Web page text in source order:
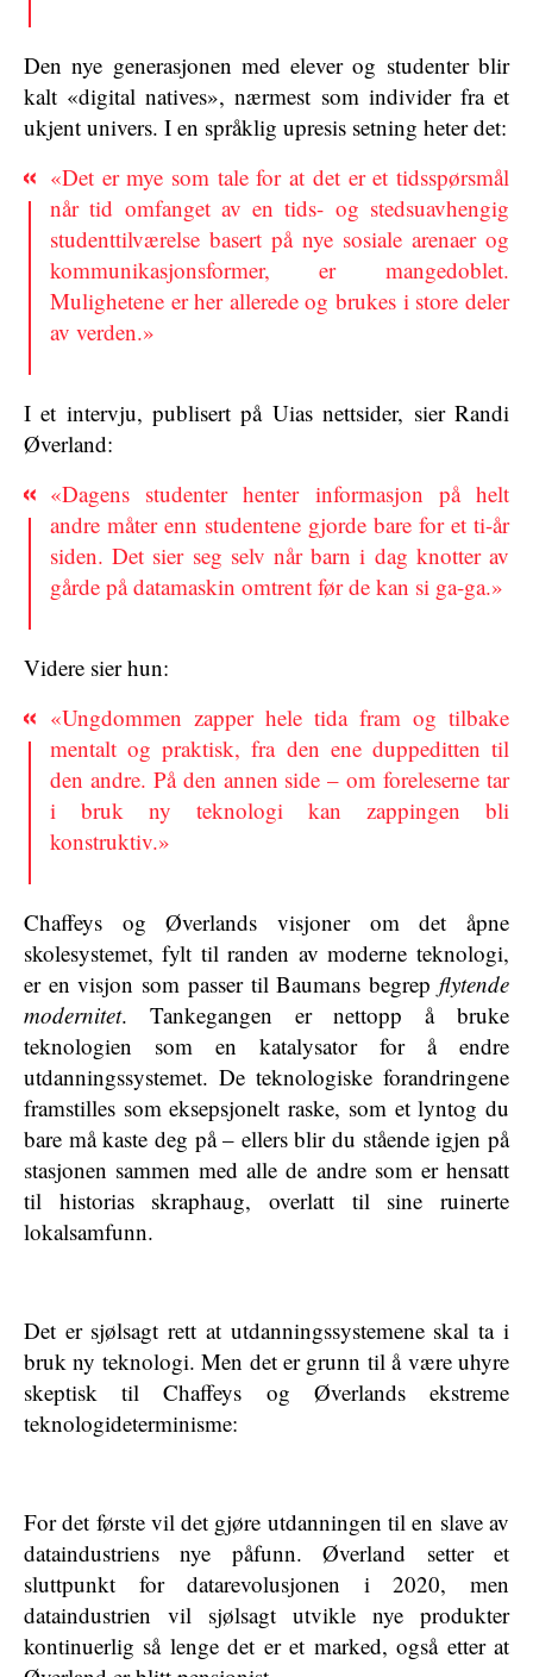
Den nye generasjonen med elever og studenter blir
kalt «digital natives», nærmest som individer fra et
ukjent univers. I en språklig upresis setning heter det:
«Det er mye som tale for at det er et tidsspørsmål
når tid omfanget av en tids- og stedsuavhengig
studenttilværelse basert på nye sosiale arenaer og
kommunikasjonsformer, er mangedoblet.
Mulighetene er her allerede og brukes i store deler
av verden.»
I et intervju, publisert på Uias nettsider, sier Randi
Øverland:
«Dagens studenter henter informasjon på helt
andre måter enn studentene gjorde bare for et ti-år
siden. Det sier seg selv når barn i dag knotter av
gårde på datamaskin omtrent før de kan si ga-ga.»
Videre sier hun:
«Ungdommen zapper hele tida fram og tilbake
mentalt og praktisk, fra den ene duppeditten til
den andre. På den annen side – om foreleserne tar
i bruk ny teknologi kan zappingen bli
konstruktiv.»
Chaffeys og Øverlands visjoner om det åpne
skolesystemet, fylt til randen av moderne teknologi,
er en visjon som passer til Baumans begrep flytende
modernitet. Tankegangen er nettopp å bruke
teknologien som en katalysator for å endre
utdanningssystemet. De teknologiske forandringene
framstilles som eksepsjonelt raske, som et lyntog du
bare må kaste deg på – ellers blir du stående igjen på
stasjonen sammen med alle de andre som er hensatt
til historias skraphaug, overlatt til sine ruinerte
lokalsamfunn.
Det er sjølsagt rett at utdanningssystemene skal ta i
bruk ny teknologi. Men det er grunn til å være uhyre
skeptisk til Chaffeys og Øverlands ekstreme
teknologideterminisme:
For det første vil det gjøre utdanningen til en slave av
dataindustriens nye påfunn. Øverland setter et
sluttpunkt for datarevolusjonen i 2020, men
dataindustrien vil sjølsagt utvikle nye produkter
kontinuerlig så lenge det er et marked, også etter at